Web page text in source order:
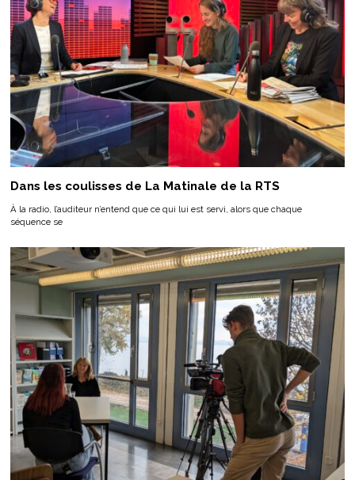
Dans les coulisses de La Matinale de la RTS
À la radio, l’auditeur n’entend que ce qui lui est servi, alors que chaque
séquence se